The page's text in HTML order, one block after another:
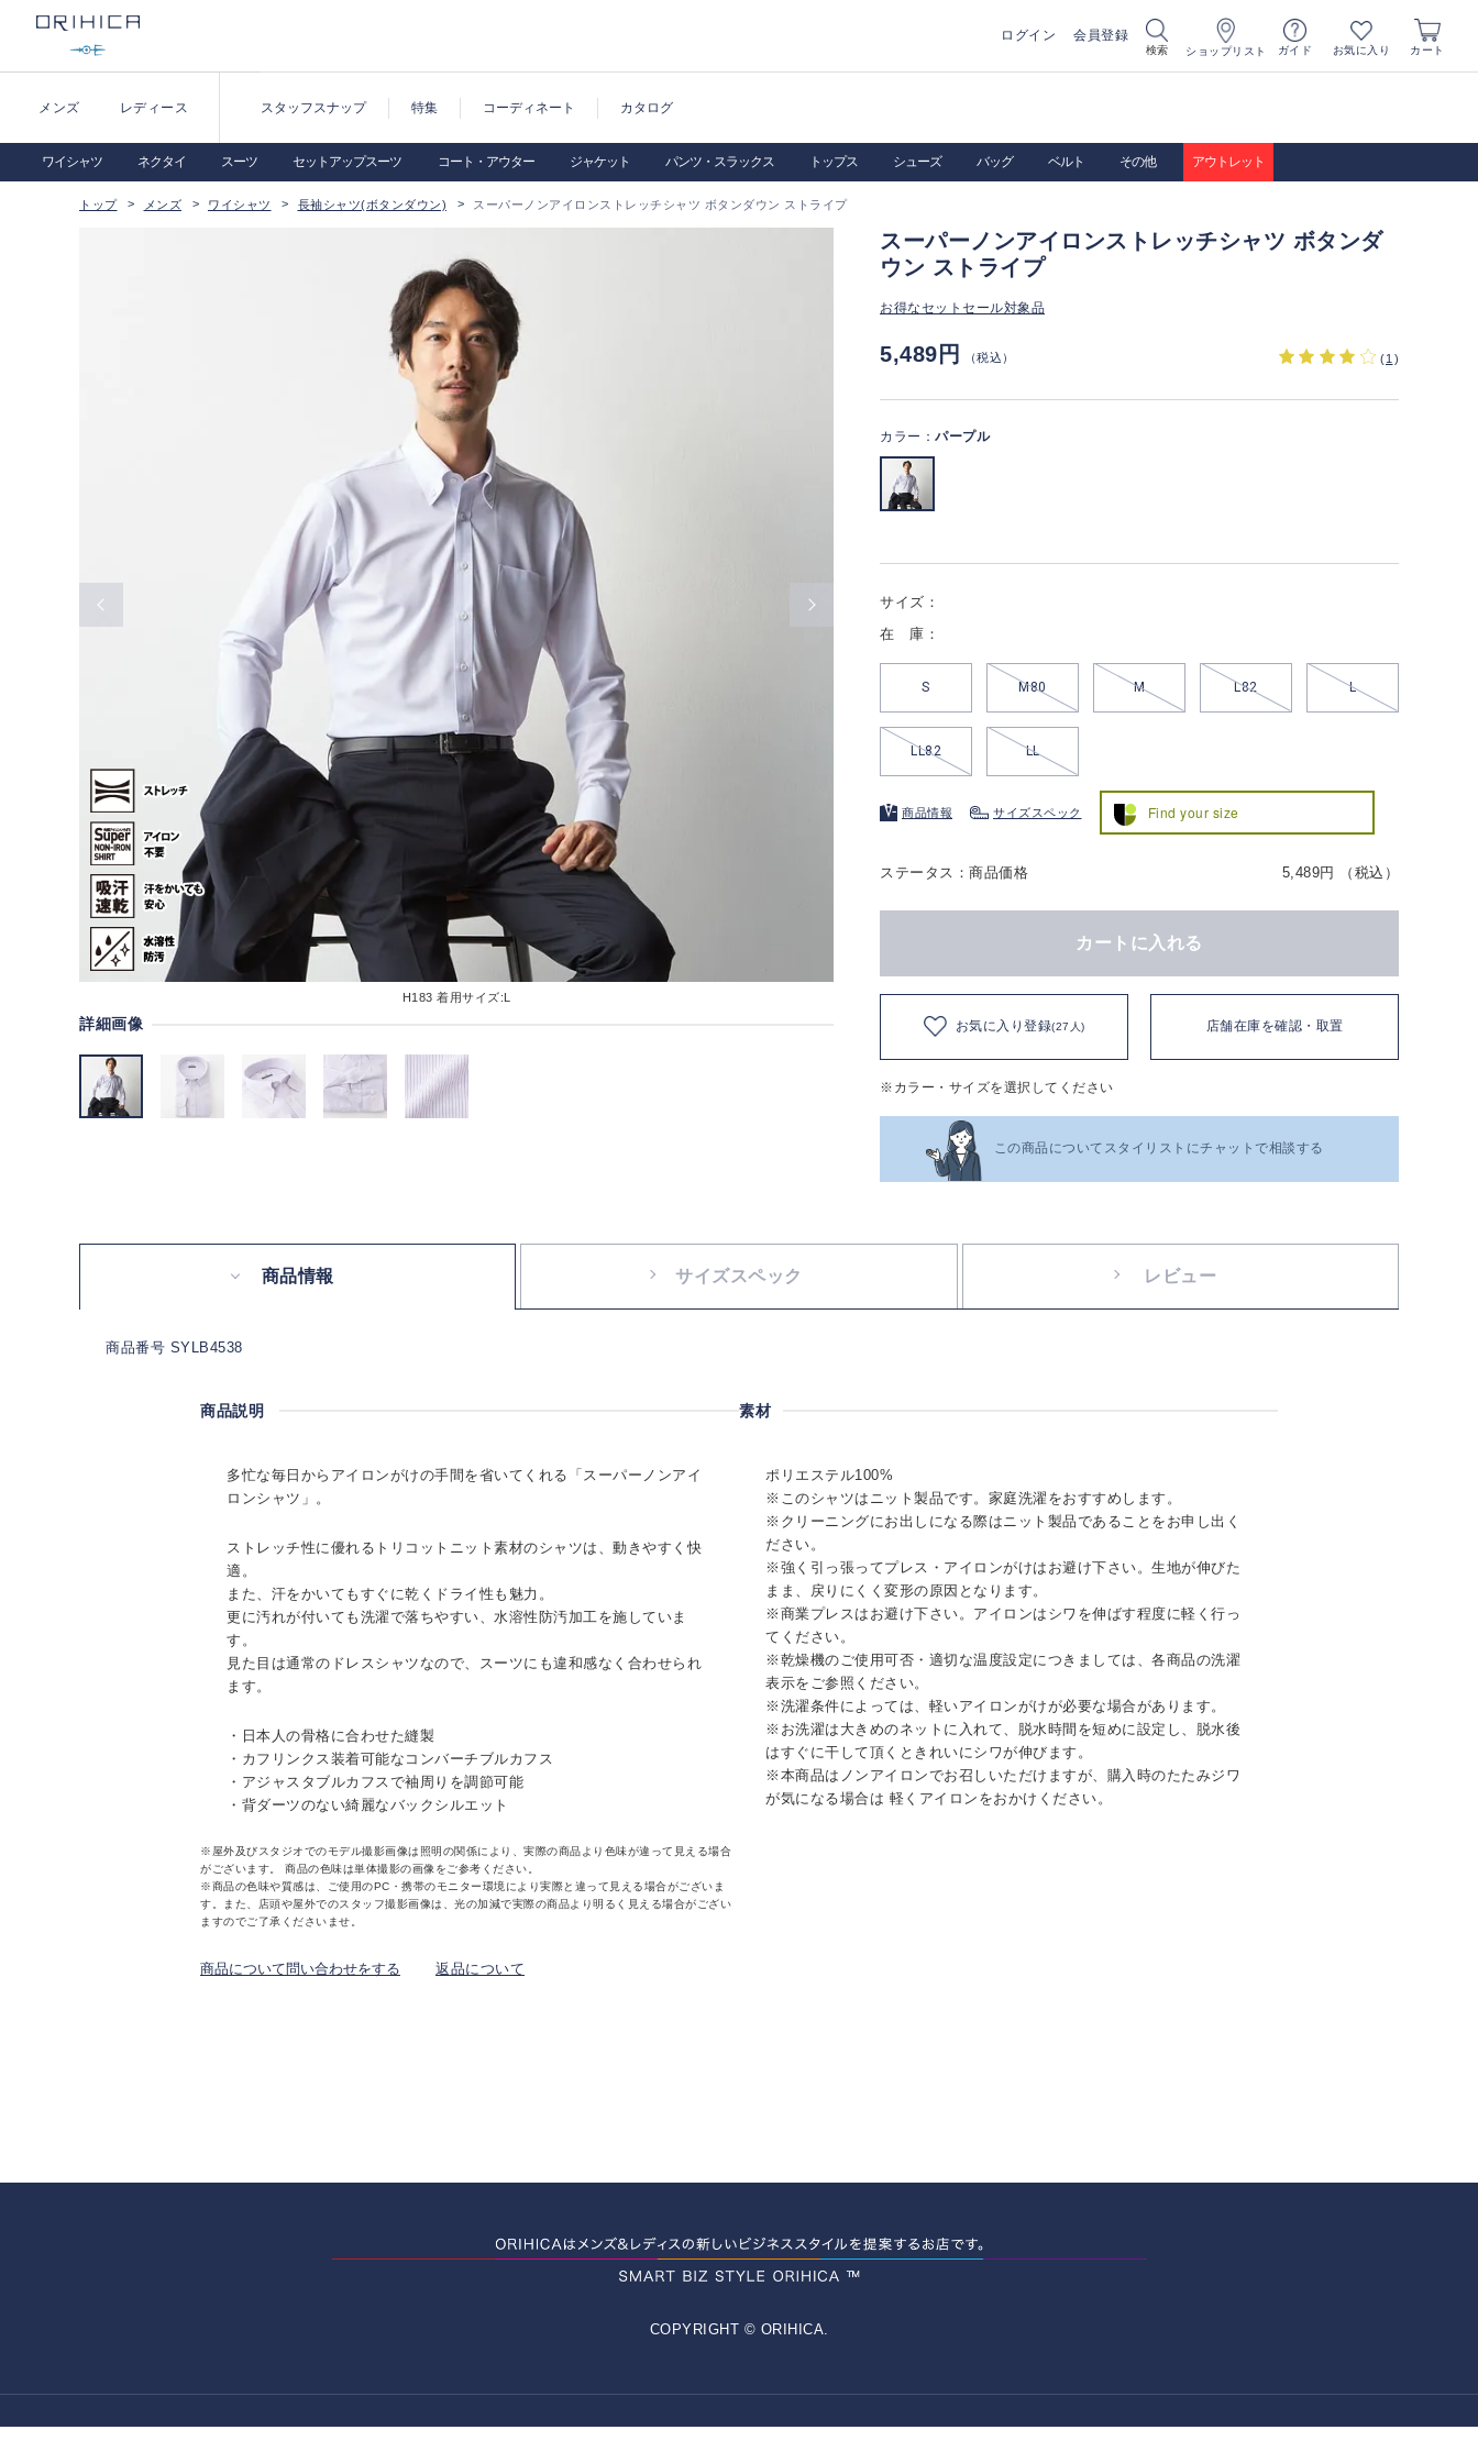
ログイン 会員登録
検索 ショップリスト ガイド お気に入り カート
メンズ レディース スタッフスナップ 特集 コーディネート カタログ
ワイシャツ ネクタイ スーツ セットアップスーツ コート・アウター ジャケット パンツ・スラックス トップス シューズ バッグ ベルト その他 アウトレット
トップ メンズ ワイシャツ 長袖シャツ(ボタンダウン) スーパーノンアイロンストレッチシャツ ボタンダウン ストライプ
H183 着用サイズ:L
詳細画像
スーパーノンアイロンストレッチシャツ ボタンダ
ウン ストライプ
お得なセットセール対象品
5,489円 （税込） (1 )
カラー： パープル
サイズ：
在 庫：
S M80 M L82 L
LL82 LL
商品情報 サイズスペック Find your size
ステータス：商品価格 5,489円 （税込）
カートに入れる
お気に入り登録(27人) 店舗在庫を確認・取置
※カラー・サイズを選択してください
この商品についてスタイリストにチャットで相談する
商品情報 サイズスペック レビュー
商品番号 SYLB4538
商品説明
多忙な毎日からアイロンがけの手間を省いてくれる「スーパーノンアイ
ロンシャツ」。
ストレッチ性に優れるトリコットニット素材のシャツは、動きやすく快
適。
また、汗をかいてもすぐに乾くドライ性も魅力。
更に汚れが付いても洗濯で落ちやすい、水溶性防汚加工を施していま
す。
見た目は通常のドレスシャツなので、スーツにも違和感なく合わせられ
ます。
・日本人の骨格に合わせた縫製
・カフリンクス装着可能なコンバーチブルカフス
・アジャスタブルカフスで袖周りを調節可能
・背ダーツのない綺麗なバックシルエット
※屋外及びスタジオでのモデル撮影画像は照明の関係により、実際の商品より色味が違って見える場合
がございます。 商品の色味は単体撮影の画像をご参考ください。
※商品の色味や質感は、ご使用のPC・携帯のモニター環境により実際と違って見える場合がございま
す。また、店頭や屋外でのスタッフ撮影画像は、光の加減で実際の商品より明るく見える場合がござい
ますのでご了承くださいませ。
商品について問い合わせをする 返品について
素材
ポリエステル100%
※このシャツはニット製品です。家庭洗濯をおすすめします。
※クリーニングにお出しになる際はニット製品であることをお申し出く
ださい。
※強く引っ張ってプレス・アイロンがけはお避け下さい。生地が伸びた
まま、戻りにくく変形の原因となります。
※商業プレスはお避け下さい。アイロンはシワを伸ばす程度に軽く行っ
てください。
※乾燥機のご使用可否・適切な温度設定につきましては、各商品の洗濯
表示をご参照ください。
※洗濯条件によっては、軽いアイロンがけが必要な場合があります。
※お洗濯は大きめのネットに入れて、脱水時間を短めに設定し、脱水後
はすぐに干して頂くときれいにシワが伸びます。
※本商品はノンアイロンでお召しいただけますが、購入時のたたみジワ
が気になる場合は 軽くアイロンをおかけください。
COPYRIGHT © ORIHICA.